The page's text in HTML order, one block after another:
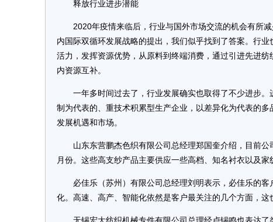
释放行业进步潜能
2020年疫情来临后，行业与国外市场交流的机会有所减
内国际双循环发展战略的提出，我们似乎找到了答案。行
活力，发挥资源优势，从原料到终端消费，通过引进先进
内资源互补。
一年多时间过去了，行业发展确实也取得了不少进步。
制为代表的、重技术积累型生产企业，以差异化为代表的
发展机遇和市场。
山东东营鹏杰色织有限公司总经理郑国奎介绍，目前公
月份。这些高支纱产品主要供应一些高档、知名衬衣以及家
必佳乐（苏州）有限公司总经理刘明表示，必佳乐的客
化。高速、高产、智能化依然是客户最关注的几个方面，这